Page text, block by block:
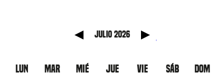
julio 2026
LUN MAR MIÉ JUE VIE SÁB DOM